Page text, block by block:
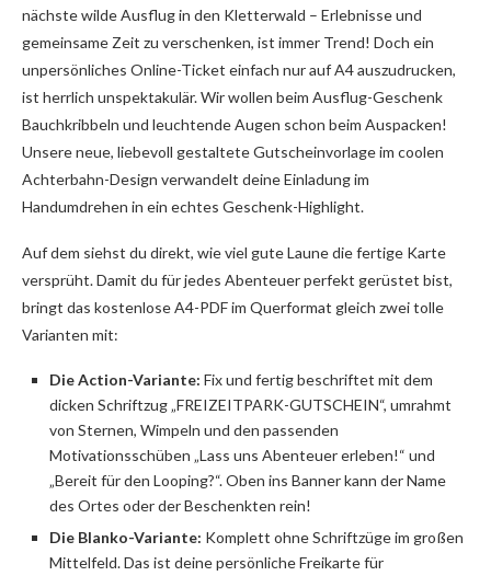
nächste wilde Ausflug in den Kletterwald – Erlebnisse und
gemeinsame Zeit zu verschenken, ist immer Trend! Doch ein
unpersönliches Online-Ticket einfach nur auf A4 auszudrucken,
ist herrlich unspektakulär. Wir wollen beim Ausflug-Geschenk
Bauchkribbeln und leuchtende Augen schon beim Auspacken!
Unsere neue, liebevoll gestaltete Gutscheinvorlage im coolen
Achterbahn-Design verwandelt deine Einladung im
Handumdrehen in ein echtes Geschenk-Highlight.
Auf dem siehst du direkt, wie viel gute Laune die fertige Karte
versprüht. Damit du für jedes Abenteuer perfekt gerüstet bist,
bringt das kostenlose A4-PDF im Querformat gleich zwei tolle
Varianten mit:
Die Action-Variante: Fix und fertig beschriftet mit dem
dicken Schriftzug „FREIZEITPARK-GUTSCHEIN“, umrahmt
von Sternen, Wimpeln und den passenden
Motivationsschüben „Lass uns Abenteuer erleben!“ und
„Bereit für den Looping?“. Oben ins Banner kann der Name
des Ortes oder der Beschenkten rein!
Die Blanko-Variante: Komplett ohne Schriftzüge im großen
Mittelfeld. Das ist deine persönliche Freikarte für